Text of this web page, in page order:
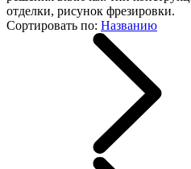
отделки, рисунок фрезировки.
Сортировать по: Названию